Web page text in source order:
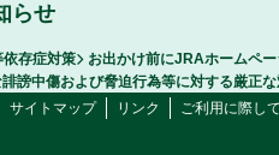
らせ
存症対策
お出かけ前にJRAホームペ
謗中傷および脅迫行為等に対する厳正
サイトマップ リンク ご利用に際し